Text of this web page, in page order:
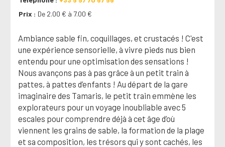
Prix
De 2.00 € à 7.00 €
Ambiance sable fin, coquillages, et crustacés ! C'est
une expérience sensorielle, à vivre pieds nus bien
entendu pour une optimisation des sensations !
Nous avançons pas à pas grâce à un petit train à
pattes, à pattes d’enfants ! Au départ de la gare
imaginaire des Tamaris, le petit train emmène les
explorateurs pour un voyage inoubliable avec 5
escales pour comprendre déjà à cet âge d’où
viennent les grains de sable, la formation de la plage
et sa composition, les trésors qui y sont cachés, les